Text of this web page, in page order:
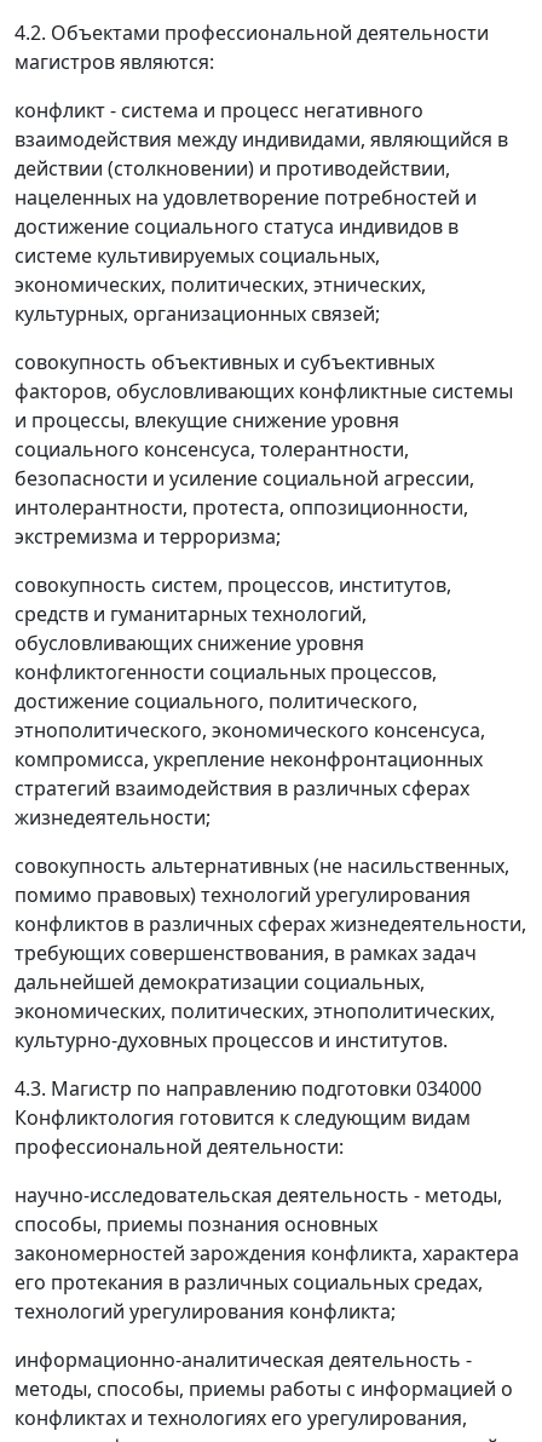
4.2. Объектами профессиональной деятельности
магистров являются:
конфликт - система и процесс негативного
взаимодействия между индивидами, являющийся в
действии (столкновении) и противодействии,
нацеленных на удовлетворение потребностей и
достижение социального статуса индивидов в
системе культивируемых социальных,
экономических, политических, этнических,
культурных, организационных связей;
совокупность объективных и субъективных
факторов, обусловливающих конфликтные системы
и процессы, влекущие снижение уровня
социального консенсуса, толерантности,
безопасности и усиление социальной агрессии,
интолерантности, протеста, оппозиционности,
экстремизма и терроризма;
совокупность систем, процессов, институтов,
средств и гуманитарных технологий,
обусловливающих снижение уровня
конфликтогенности социальных процессов,
достижение социального, политического,
этнополитического, экономического консенсуса,
компромисса, укрепление неконфронтационных
стратегий взаимодействия в различных сферах
жизнедеятельности;
совокупность альтернативных (не насильственных,
помимо правовых) технологий урегулирования
конфликтов в различных сферах жизнедеятельности,
требующих совершенствования, в рамках задач
дальнейшей демократизации социальных,
экономических, политических, этнополитических,
культурно-духовных процессов и институтов.
4.3. Магистр по направлению подготовки 034000
Конфликтология готовится к следующим видам
профессиональной деятельности:
научно-исследовательская деятельность - методы,
способы, приемы познания основных
закономерностей зарождения конфликта, характера
его протекания в различных социальных средах,
технологий урегулирования конфликта;
информационно-аналитическая деятельность -
методы, способы, приемы работы с информацией о
конфликтах и технологиях его урегулирования,